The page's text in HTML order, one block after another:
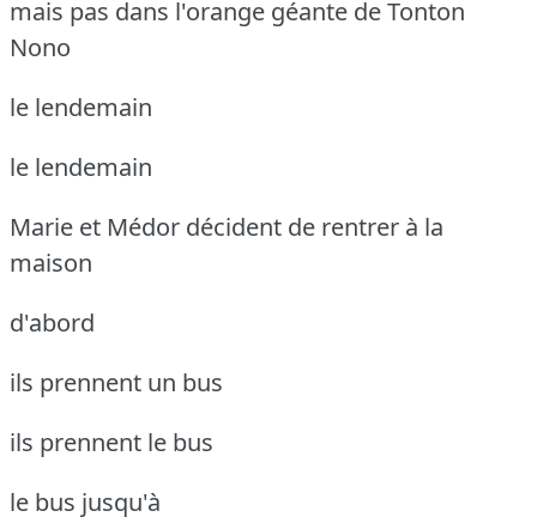
mais pas dans l'orange géante de Tonton
Nono
le lendemain
le lendemain
Marie et Médor décident de rentrer à la
maison
d'abord
ils prennent un bus
ils prennent le bus
le bus jusqu'à